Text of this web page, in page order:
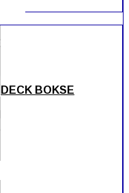
DECK BOKSE